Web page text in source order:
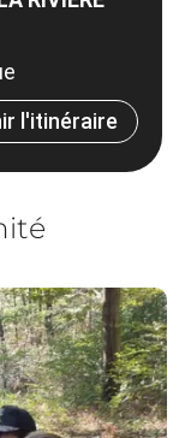
l'itinéraire